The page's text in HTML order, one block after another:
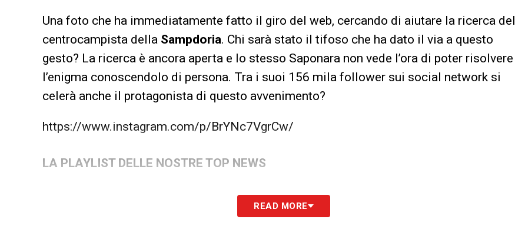
Una foto che ha immediatamente fatto il giro del web, cercando di aiutare la ricerca del
centrocampista della Sampdoria. Chi sarà stato il tifoso che ha dato il via a questo
gesto? La ricerca è ancora aperta e lo stesso Saponara non vede l’ora di poter risolvere
l’enigma conoscendolo di persona. Tra i suoi 156 mila follower sui social network si
celerà anche il protagonista di questo avvenimento?
https://www.instagram.com/p/BrYNc7VgrCw/
LA PLAYLIST DELLE NOSTRE TOP NEWS
READ MORE